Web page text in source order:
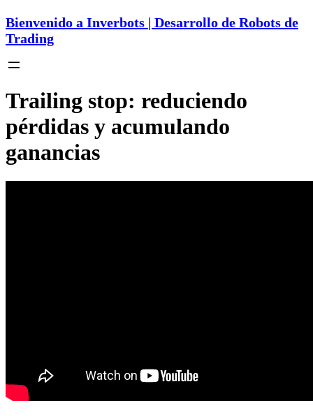
Bienvenido a Inverbots | Desarrollo de Robots de
Trading
Trailing stop: reduciendo
pérdidas y acumulando
ganancias